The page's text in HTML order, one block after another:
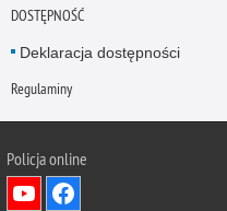
DOSTĘPNOŚĆ
Deklaracja dostępności
Regulaminy
Policja online